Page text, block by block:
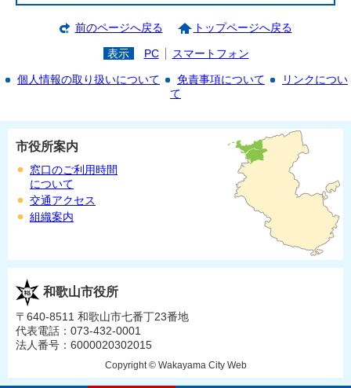
前のページへ戻る トップページへ戻る
表示 PC スマートフォン
個人情報の取り扱いについて 免責事項について
リンクについ
て
市役所案内
窓口のご利用時間
について
交通アクセス
組織案内
和歌山市役所
〒640-8511 和歌山市七番丁23番地
代表電話：073-432-0001
法人番号：6000020302015
Copyright © Wakayama City Web